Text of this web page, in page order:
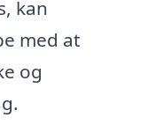
kan
med at
og